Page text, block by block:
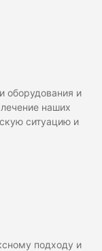
оборудования и
наших
ситуацию и
подходу и